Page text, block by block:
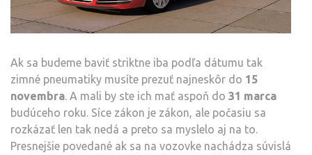
Ak sa budeme baviť striktne iba podľa dátumu tak
zimné pneumatiky musíte prezuť najneskôr do 15
novembra. A mali by ste ich mať aspoň do 31 marca
budúceho roku. Síce zákon je zákon, ale počasiu sa
rozkázať len tak nedá a preto sa myslelo aj na to.
Presnejšie povedané ak sa na vozovke nachádza súvislá